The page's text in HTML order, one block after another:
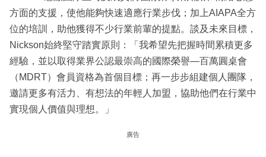
方面的支援，使他能夠快速適應行業步伐；加上AIAPA全方
位的培訓，助他獲得不少行業前輩的提點。談及未來目標，
Nickson始終堅守踏實原則：「我希望先把握時間累積更多
經驗，並以取得業界公認最崇高的國際榮譽—百萬圓桌會
（MDRT）會員資格為首個目標；再一步步組建個人團隊，
邀請更多有活力、有想法的年輕人加盟，協助他們在行業中
實現個人價值與理想。」
廣告